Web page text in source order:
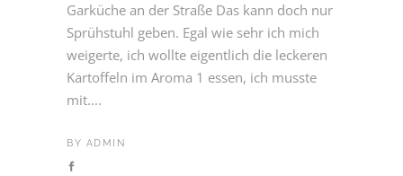
Garküche an der Straße Das kann doch nur
Sprühstuhl geben. Egal wie sehr ich mich
weigerte, ich wollte eigentlich die leckeren
Kartoffeln im Aroma 1 essen, ich musste
mit....
BY ADMIN